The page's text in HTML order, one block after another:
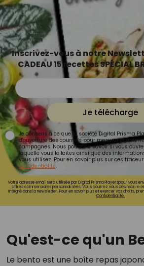
Inscrivez-vous à notre
CADEAU 15 recettes SPÉCIAL
Je télécharge
Je consens à ce que la société Digital Prisma
d'ouverture des courriels pour mesurer et
campagnes. Nous pourrons savoir si vous
laquelle vous le faites ainsi que des
vous utilisez. Pour en savoir plus sur ces
confidentialité.
Votre adresse email sera utilisée par Digital Prisma Playerspour vous
offres commerciales personnalisées. Vous pourrez vous désinscrire
intégré dans la newsletter. Pour en savoir plus et exercer vos droits,
Confidentialité.
Qu'est-ce qu'un
Le bento est une boîte repas